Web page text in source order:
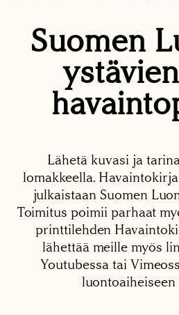
Suomen
Lähetä kuvasi ja
lomakkeella.
julkaistaan Suomen
Toimitus poimii parhaat
printtilehden
lähettää meille myös
Youtubessa tai
luontoaiheiseen